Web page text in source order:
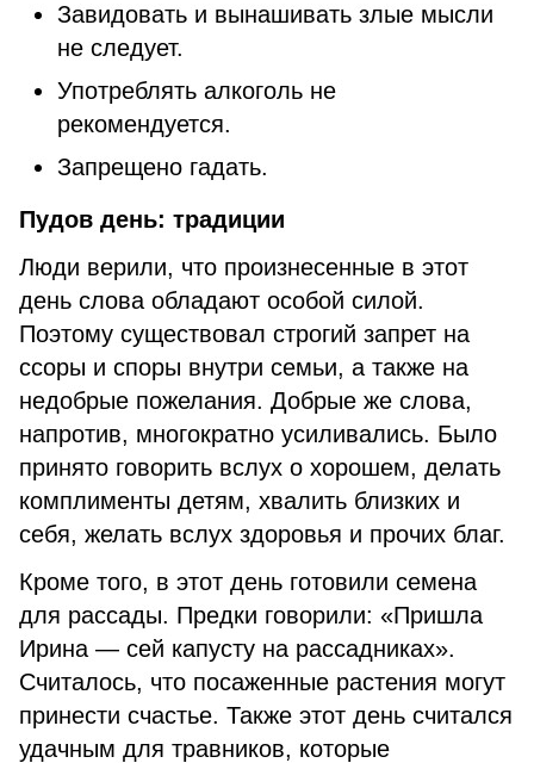
Завидовать и вынашивать злые мысли
не следует.
Употреблять алкоголь не
рекомендуется.
Запрещено гадать.
Пудов день: традиции
Люди верили, что произнесенные в этот
день слова обладают особой силой.
Поэтому существовал строгий запрет на
ссоры и споры внутри семьи, а также на
недобрые пожелания. Добрые же слова,
напротив, многократно усиливались. Было
принято говорить вслух о хорошем, делать
комплименты детям, хвалить близких и
себя, желать вслух здоровья и прочих благ.
Кроме того, в этот день готовили семена
для рассады. Предки говорили: «Пришла
Ирина — сей капусту на рассадниках».
Считалось, что посаженные растения могут
принести счастье. Также этот день считался
удачным для травников, которые